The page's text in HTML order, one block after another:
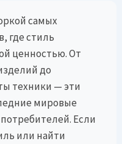
самых
где стиль
ценностью. От
до
техники — эти
мировые
Если
или найти